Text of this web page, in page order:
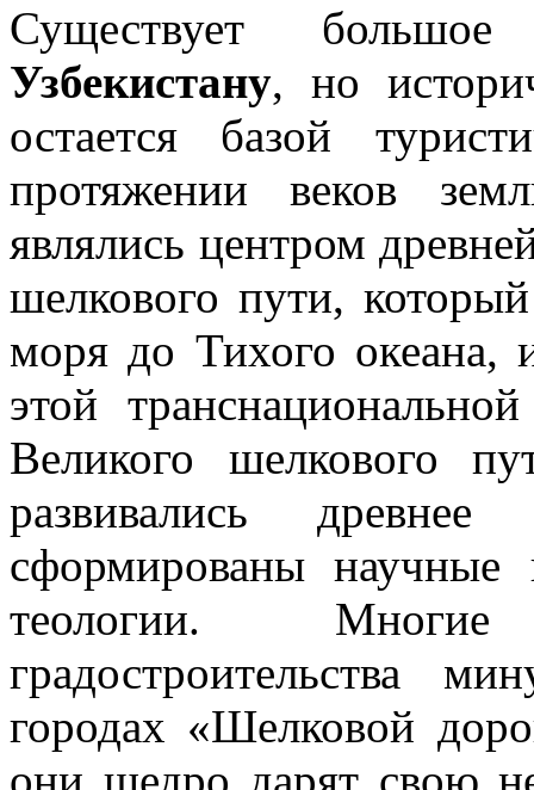
Существует
Узбекистану, но
остается базой
протяжении веков
являлись центром
шелкового пути,
моря до Тихого океана,
этой
Великого шелкового
развивались
сформированы
теологии.
градостроительства
городах «Шелковой
они щедро дарят свою